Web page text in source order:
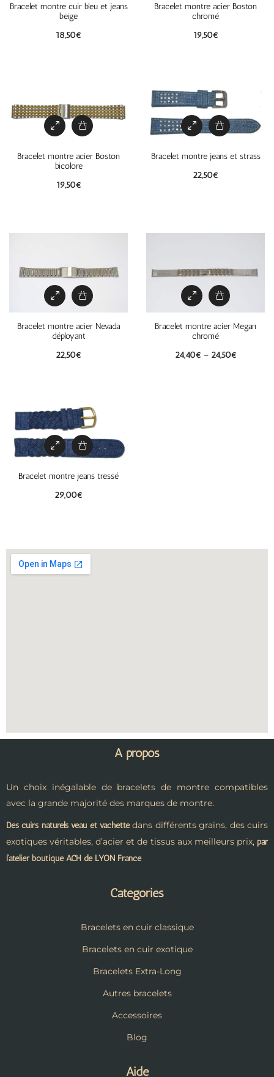
Bracelet montre cuir bleu et jeans
beige
18,50€
Bracelet montre acier Boston
chromé
19,50€
Bracelet montre acier Boston
bicolore
19,50€
Bracelet montre jeans et strass
22,50€
Bracelet montre acier Nevada
déployant
22,50€
Bracelet montre acier Megan
chromé
24,40€ – 24,50€
Bracelet montre jeans tressé
29,00€
A propos
Un choix inégalable de bracelets de montre compatibles
avec la grande majorité des marques de montre.
Des cuirs naturels veau et vachettedans différents grains, des cuirs
exotiques véritables, d’acier et de tissus aux meilleurs prix, par
l’atelier boutique ACH de LYON France
Catégories
Bracelets en cuir classique
Bracelets en cuir exotique
Bracelets Extra-Long
Autres bracelets
Accessoires
Blog
Aide